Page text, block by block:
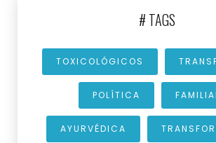
# TAGS
TOXICOLÓGICOS
POLÍTICA
AYURVÉDICA